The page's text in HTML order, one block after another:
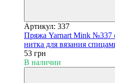
Артикул: 337
Пряжа Yarnart Mink №337
нитка для вязания
53 грн
В наличии